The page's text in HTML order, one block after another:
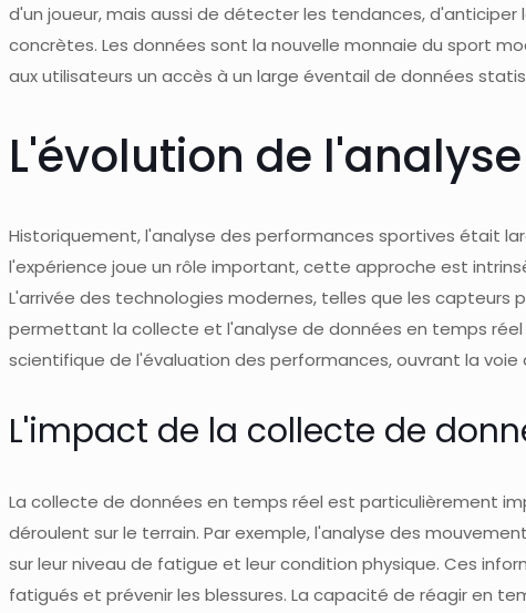
d'un joueur, mais aussi de détecter les tendances,
concrètes. Les données sont la nouvelle monnaie du sport
aux utilisateurs un accès à un large éventail de données
L'évolution de
Historiquement, l'analyse des performances sportives était
l'expérience joue un rôle important, cette approche est
L'arrivée des technologies modernes, telles que les
permettant la collecte et l'analyse de données en temps
scientifique de l'évaluation des performances, ouvrant la
L'impact de la collecte de
La collecte de données en temps réel est particulièrement
déroulent sur le terrain. Par exemple, l'analyse des
sur leur niveau de fatigue et leur condition physique. Ces
fatigués et prévenir les blessures. La capacité de réagir en